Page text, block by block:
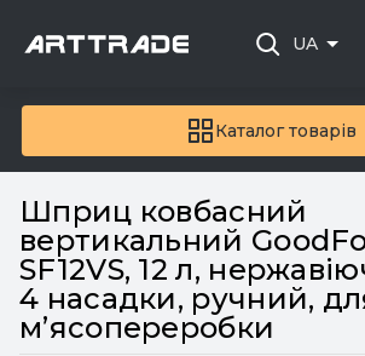
Каталог товарів
UA
Шприц ковбасний
вертикальний
SF12VS, 12 л,
4 насадки, ручний,
м’ясопереробки